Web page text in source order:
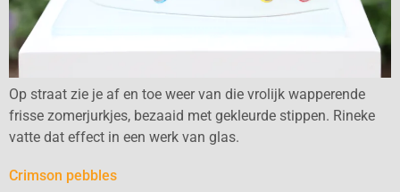
Op straat zie je af en toe weer van die vrolijk wapperende
frisse zomerjurkjes, bezaaid met gekleurde stippen. Rineke
vatte dat effect in een werk van glas.
Crimson pebbles